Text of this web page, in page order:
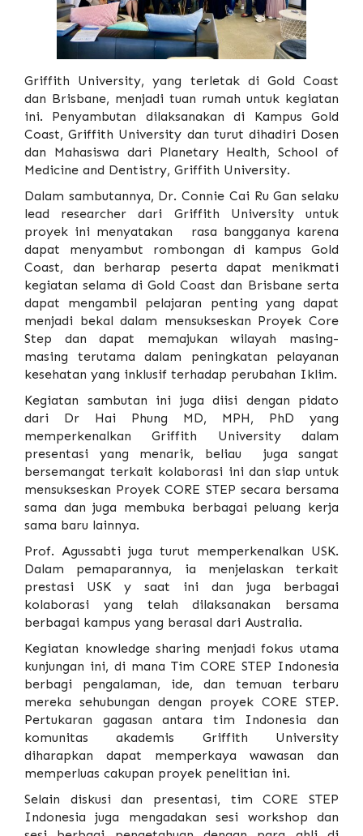
Griffith University, yang terletak di Gold Coast
dan Brisbane, menjadi tuan rumah untuk kegiatan
ini. Penyambutan dilaksanakan di Kampus Gold
Coast, Griffith University dan turut dihadiri Dosen
dan Mahasiswa dari Planetary Health, School of
Medicine and Dentistry, Griffith University.
Dalam sambutannya, Dr. Connie Cai Ru Gan selaku
lead researcher dari Griffith University untuk
proyek ini menyatakan rasa bangganya karena
dapat menyambut rombongan di kampus Gold
Coast, dan berharap peserta dapat menikmati
kegiatan selama di Gold Coast dan Brisbane serta
dapat mengambil pelajaran penting yang dapat
menjadi bekal dalam mensukseskan Proyek Core
Step dan dapat memajukan wilayah masing-
masing terutama dalam peningkatan pelayanan
kesehatan yang inklusif terhadap perubahan Iklim.
Kegiatan sambutan ini juga diisi dengan pidato
dari Dr Hai Phung MD, MPH, PhD yang
memperkenalkan Griffith University dalam
presentasi yang menarik, beliau juga sangat
bersemangat terkait kolaborasi ini dan siap untuk
mensukseskan Proyek CORE STEP secara bersama
sama dan juga membuka berbagai peluang kerja
sama baru lainnya.
Prof. Agussabti juga turut memperkenalkan USK.
Dalam pemaparannya, ia menjelaskan terkait
prestasi USK y saat ini dan juga berbagai
kolaborasi yang telah dilaksanakan bersama
berbagai kampus yang berasal dari Australia.
Kegiatan knowledge sharing menjadi fokus utama
kunjungan ini, di mana Tim CORE STEP Indonesia
berbagi pengalaman, ide, dan temuan terbaru
mereka sehubungan dengan proyek CORE STEP.
Pertukaran gagasan antara tim Indonesia dan
komunitas akademis Griffith University
diharapkan dapat memperkaya wawasan dan
memperluas cakupan proyek penelitian ini.
Selain diskusi dan presentasi, tim CORE STEP
Indonesia juga mengadakan sesi workshop dan